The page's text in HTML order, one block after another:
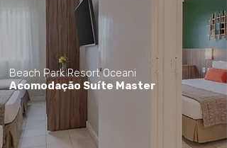
Beach Park Resort Oceani
Acomodação Suíte Master